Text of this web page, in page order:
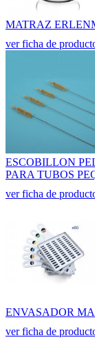
MATRAZ
ver ficha de
ESCOBILLON
PARA TUBOS
ver ficha de
ENVASADOR
ver ficha de